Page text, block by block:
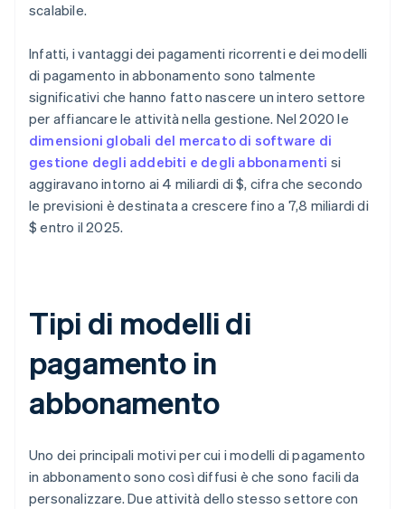
scalabile.
Infatti, i vantaggi dei pagamenti ricorrenti e dei modelli
di pagamento in abbonamento sono talmente
significativi che hanno fatto nascere un intero settore
per affiancare le attività nella gestione. Nel 2020 le
dimensioni globali del mercato di software di
gestione degli addebiti e degli abbonamenti si
aggiravano intorno ai 4 miliardi di $, cifra che secondo
le previsioni è destinata a crescere fino a 7,8 miliardi di
$ entro il 2025.
Tipi di modelli di
pagamento in
abbonamento
Uno dei principali motivi per cui i modelli di pagamento
in abbonamento sono così diffusi è che sono facili da
personalizzare. Due attività dello stesso settore con